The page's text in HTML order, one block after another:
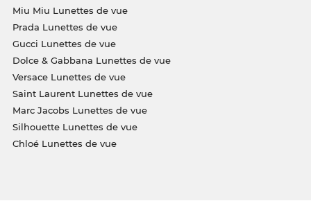
Miu Miu Lunettes de vue
Prada Lunettes de vue
Gucci Lunettes de vue
Dolce & Gabbana Lunettes de vue
Versace Lunettes de vue
Saint Laurent Lunettes de vue
Marc Jacobs Lunettes de vue
Silhouette Lunettes de vue
Chloé Lunettes de vue